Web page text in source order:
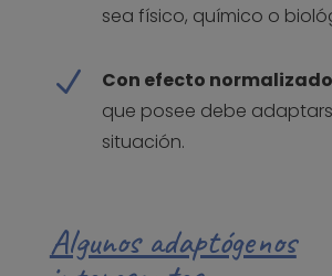
sea físico, químico o
N Con efecto
que posee debe
situación.
Algunos adaptógenos